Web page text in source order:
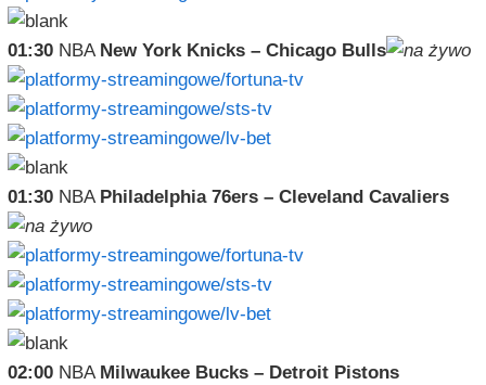
01:30NBA New York Knicks – Chicago Bulls
01:30NBA Philadelphia 76ers – Cleveland Cavaliers
02:00NBA Milwaukee Bucks – Detroit Pistons